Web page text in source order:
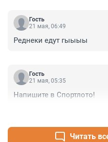
Гость
21 мая, 06:49
Реднеки едут гыыыы
Гость
21 мая, 05:35
Напишите в Спортлото!
Читать